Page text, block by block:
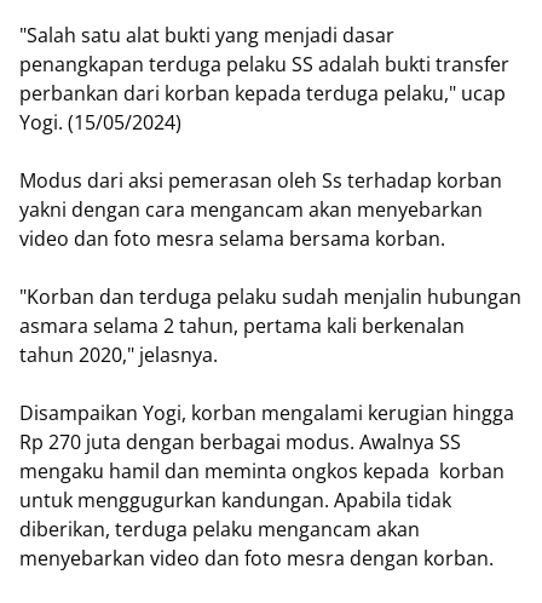
"Salah satu alat bukti yang menjadi dasar
penangkapan terduga pelaku SS adalah bukti transfer
perbankan dari korban kepada terduga pelaku," ucap
Yogi. (15/05/2024)
Modus dari aksi pemerasan oleh Ss terhadap korban
yakni dengan cara mengancam akan menyebarkan
video dan foto mesra selama bersama korban.
"Korban dan terduga pelaku sudah menjalin hubungan
asmara selama 2 tahun, pertama kali berkenalan
tahun 2020," jelasnya.
Disampaikan Yogi, korban mengalami kerugian hingga
Rp 270 juta dengan berbagai modus. Awalnya SS
mengaku hamil dan meminta ongkos kepada korban
untuk menggugurkan kandungan. Apabila tidak
diberikan, terduga pelaku mengancam akan
menyebarkan video dan foto mesra dengan korban.